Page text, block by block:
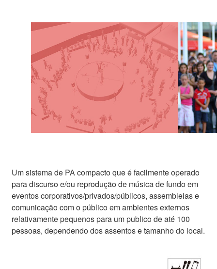
Um sistema de PA compacto que é facilmente operado
para discurso e/ou reprodução de música de fundo em
eventos corporativos/privados/públicos, assembleias e
comunicação com o público em ambientes externos
relativamente pequenos para um publico de até 100
pessoas, dependendo dos assentos e tamanho do local.